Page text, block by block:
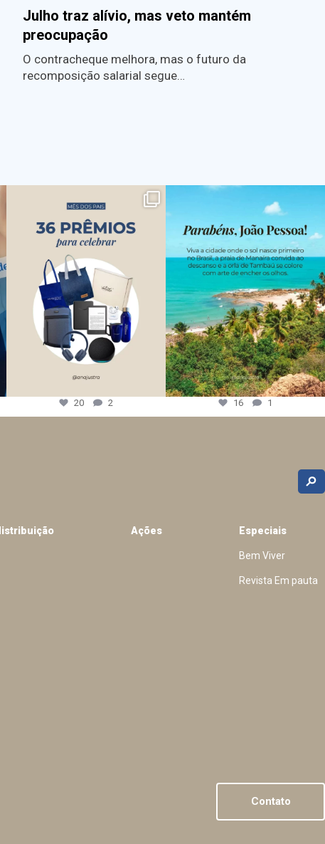
Julho traz alívio, mas veto mantém
preocupação
O contracheque melhora, mas o futuro da
recomposição salarial segue…
20 2 16 1
Ações Especiais
Bem Viver
Revista Em pauta
Contato